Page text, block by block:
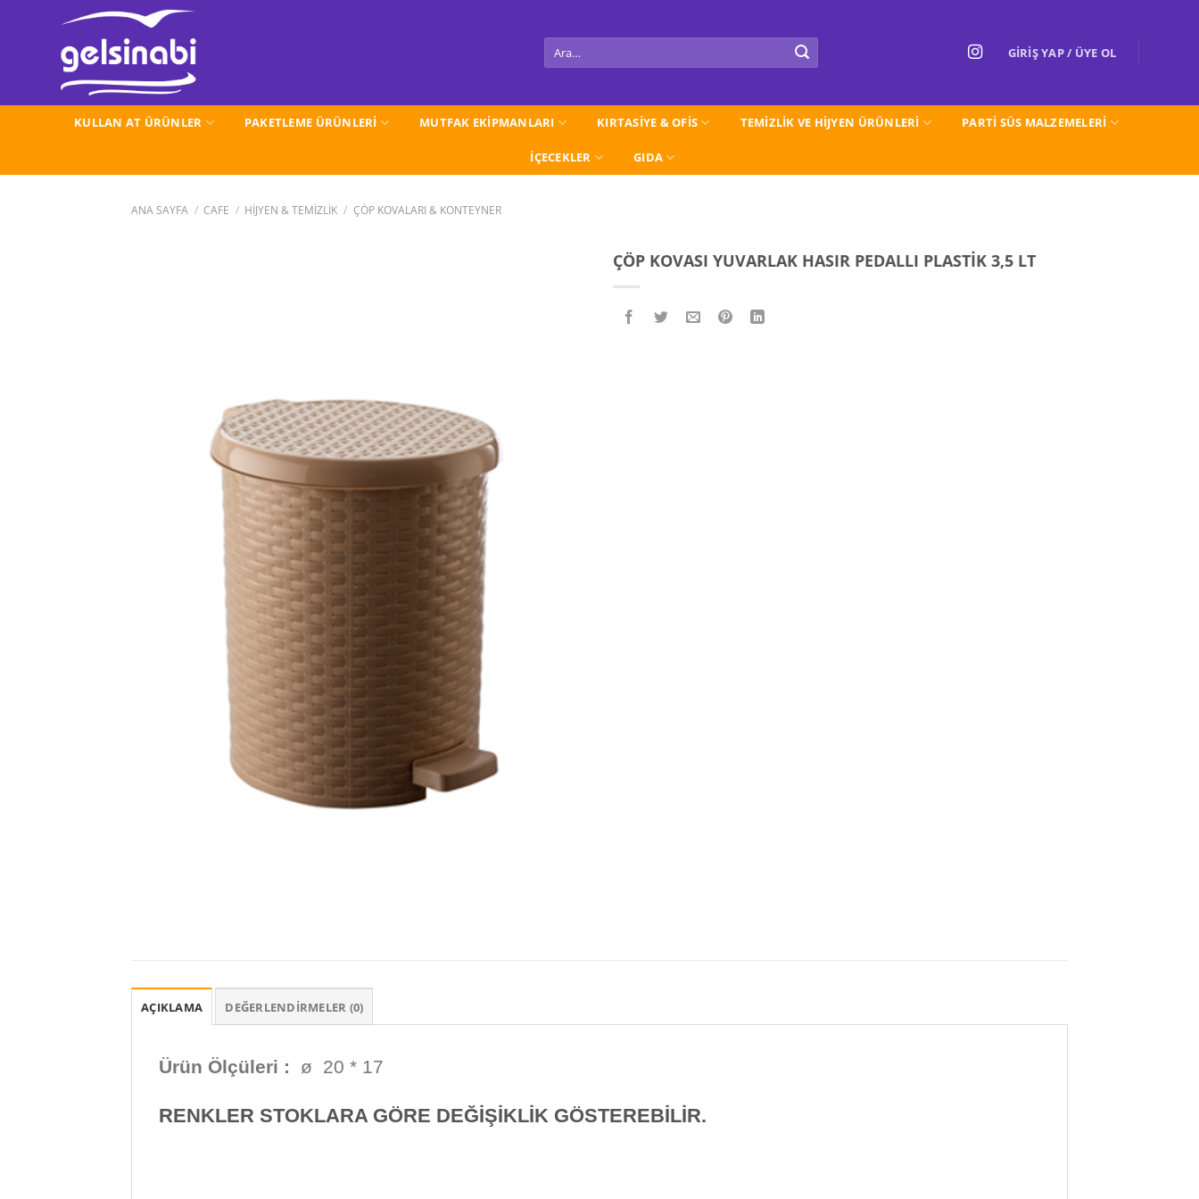
Ara: GIRIŞ YAP / ÜYE OL
KULLAN AT ÜRÜNLER PAKETLEME ÜRÜNLERİ MUTFAK EKİPMANLARI KIRTASİYE & OFİS TEMİZLİK VE HİJYEN ÜRÜNLERİ PARTI SÜS MALZEMELERİ
İÇECEKLER GIDA
ANA SAYFA / CAFE / HİJYEN & TEMİZLİK / ÇÖP KOVALARI & KONTEYNER
ÇÖP KOVASI YUVARLAK HASIR PEDALLI PLASTİK 3,5 LT
AÇIKLAMA DEĞERLENDIRMELER (0)
Ürün Ölçüleri : ø 20 * 17
RENKLER STOKLARA GÖRE DEĞİŞİKLİK GÖSTEREBİLİR.